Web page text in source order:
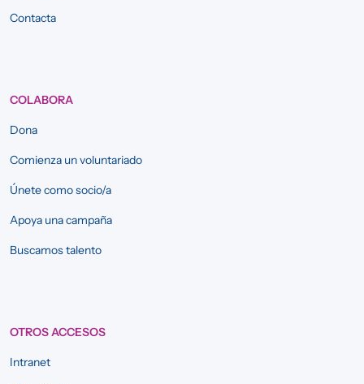
Contacta
COLABORA
Dona
Comienza un voluntariado
Únete como socio/a
Apoya una campaña
Buscamos talento
OTROS ACCESOS
Intranet